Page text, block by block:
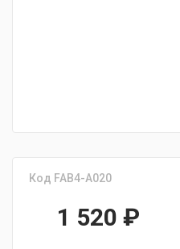
Код FAB4-A020
1 520 ₽